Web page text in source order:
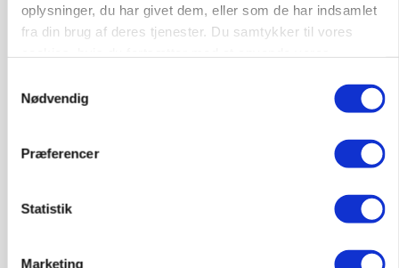
oplysninger, du har givet dem, eller som de har indsamlet
fra din brug af deres tjenester. Du samtykker til vores
Nødvendig
Præferencer
Statistik
Marketing
4690, Haslev NY 06. aug.
Maskinstation